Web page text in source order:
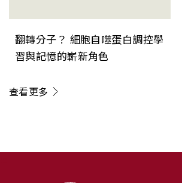
翻轉分子？ 細胞自噬蛋白調控學
習與記憶的嶄新角色
查看更多